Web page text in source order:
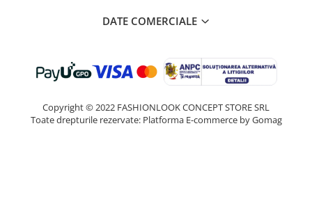
DATE COMERCIALE
Copyright © 2022 FASHIONLOOK CONCEPT STORE SRL
Toate drepturile rezervate: Platforma E-commerce by Gomag